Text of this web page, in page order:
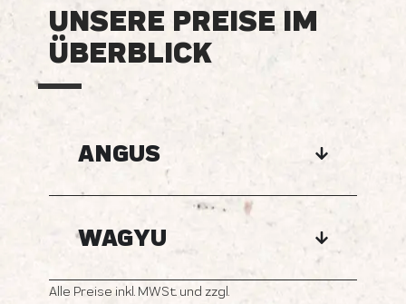
UNSERE PREISE IM
ÜBERBLICK
ANGUS
WAGYU
Alle Preise inkl. MWSt. und zzgl.